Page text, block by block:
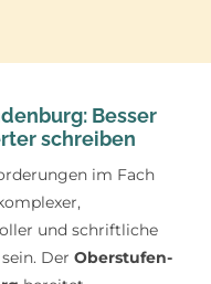
Besser
schreiben
im Fach
und schriftliche
Der Oberstufen-